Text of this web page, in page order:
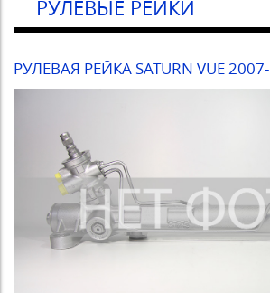
РУЛЕВЫЕ РЕЙКИ
РУЛЕВАЯ РЕЙКА SATURN VUE 2007-